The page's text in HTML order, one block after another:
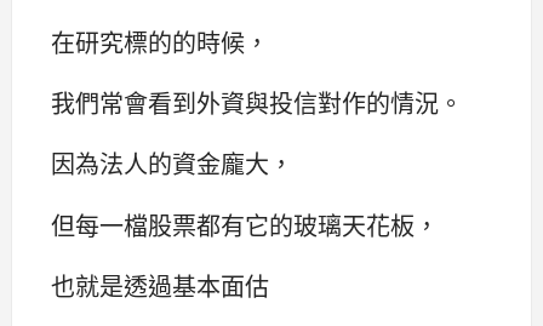
在研究標的的時候，
我們常會看到外資與投信對作的情況。
因為法人的資金龐大，
但每一檔股票都有它的玻璃天花板，
也就是透過基本面估